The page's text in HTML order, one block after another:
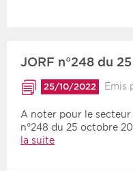
JORF n°248 du
25/10/2022 Émis
A noter pour le
n°248 du 25 octobre
la suite